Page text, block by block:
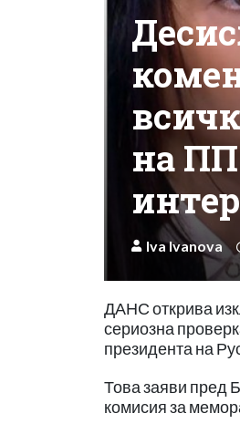
на ПП
Iva Ivanova
ДАНС открива
сериозна
президента на
Това заяви пред
комисия за